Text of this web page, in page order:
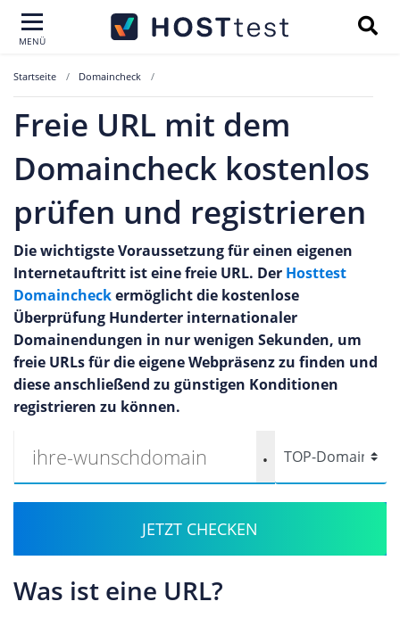
MENÜ
Startseite Domaincheck
Freie URL mit dem
Domaincheck kostenlos
prüfen und registrieren
Die wichtigste Voraussetzung für einen eigenen
Internetauftritt ist eine freie URL. Der Hosttest
Domaincheckermöglicht die kostenlose
Überprüfung Hunderter internationaler
Domainendungen in nur wenigen Sekunden, um
freie URLs für die eigene Webpräsenz zu finden und
diese anschließend zu günstigen Konditionen
registrieren zu können.
.
JETZT CHECKEN
Was ist eine URL?